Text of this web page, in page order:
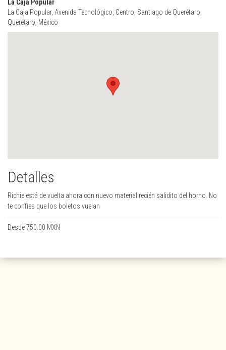
La Caja Popular
La Caja Popular, Avenida Tecnológico, Centro, Santiago de Querétaro,
Querétaro, México
Detalles
Richie está de vuelta ahora con nuevo material recién salidito del horno. No
te confíes que los boletos vuelan
Desde 750.00 MXN